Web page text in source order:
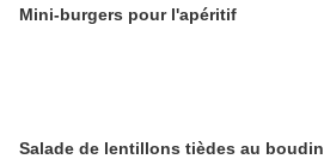
Mini-burgers pour l'apéritif
Salade de lentillons tièdes au boudin